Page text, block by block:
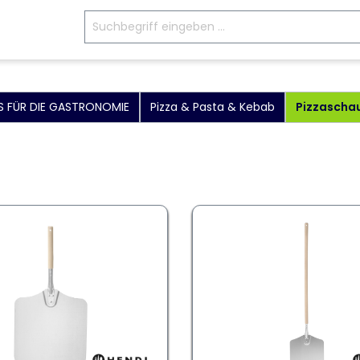
FÜR DIE GASTRONOMIE Pizza & Pasta & Kebab